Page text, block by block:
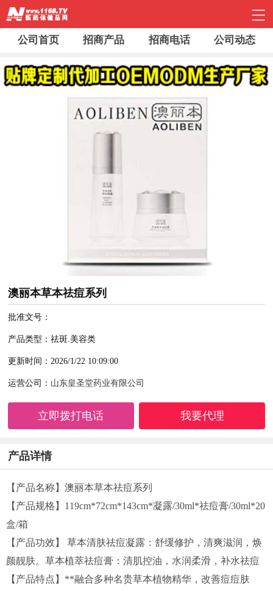
公司首页 招商产品 招商电话 公司动态
澳丽本草本祛痘系列
批准文号：
产品类型：祛斑.美容类
更新时间：2026/1/22 10:09:00
运营公司： 山东皇圣堂药业有限公司
立即拨打电话 我要代理
产品详情
【产品名称】澳丽本草本祛痘系列
【产品规格】119cm*72cm*143cm*凝露/30ml*祛痘膏/30ml*20
盒/箱
【产品功效】 草本清肤祛痘凝露：舒缓修护，清爽滋润，焕
颜靓肤。草本植萃祛痘膏：清肌控油，水润柔滑，补水祛痘
【产品特点】**融合多种名贵草本植物精华，改善痘痘肤